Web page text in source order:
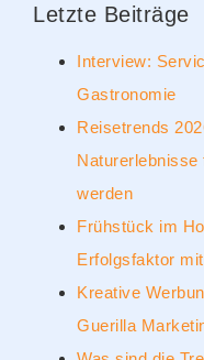
Letzte Beiträge
Interview:
Gastronomie
Reisetrends
werden
Frühstück im
Erfolgsfaktor
Kreative
Guerilla